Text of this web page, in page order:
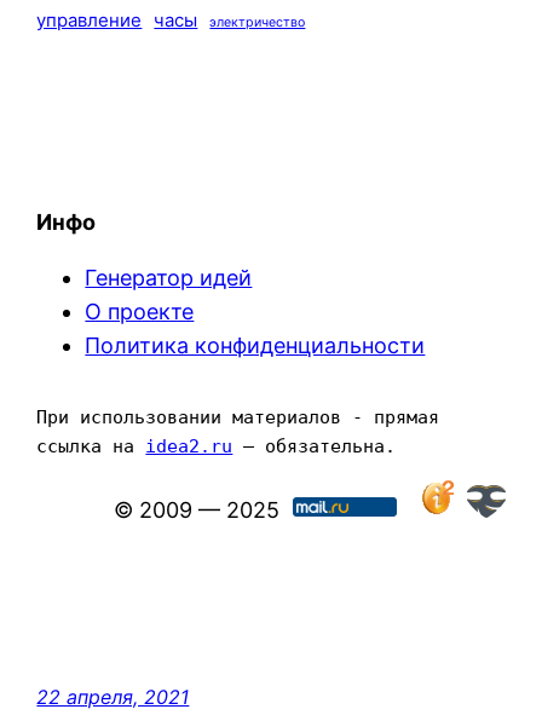
управление часы электричество
Инфо
Генератор идей
О проекте
Политика конфиденциальности
При использовании материалов - прямая
ссылка на idea2.ru — обязательна.
© 2009 — 2025
22 апреля, 2021